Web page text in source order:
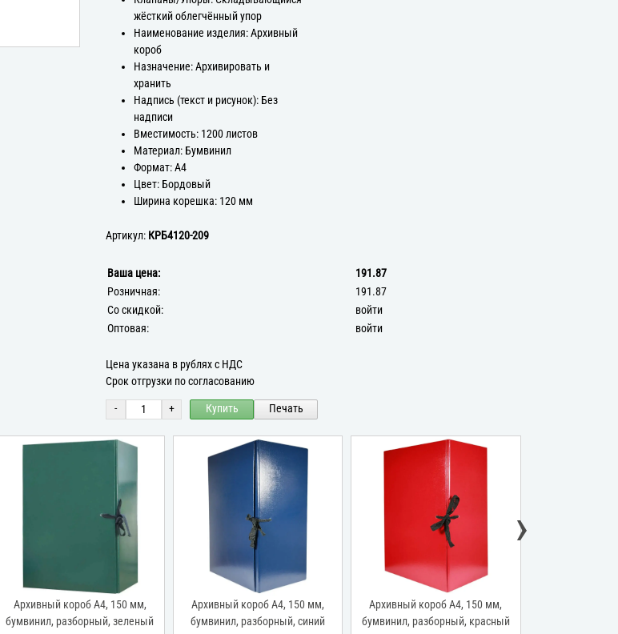
жёсткий облегчённый упор
Наименование изделия: Архивный
короб
Назначение: Архивировать и
хранить
Надпись (текст и рисунок): Без
надписи
Вместимость: 1200 листов
Материал: Бумвинил
Формат: А4
Цвет: Бордовый
Ширина корешка: 120 мм
Артикул: КРБ4120-209
Ваша цена:
191.87
Розничная:
191.87
Со скидкой:
войти
Оптовая:
войти
Цена указана в рублях с НДС
Срок отгрузки по согласованию
- + Купить Печать
Архивный короб А4, 150 мм,
бумвинил, разборный, зеленый
Архивный короб А4, 150 мм,
бумвинил, разборный, синий
Архивный короб А4, 150 мм,
бумвинил, разборный, красный
›